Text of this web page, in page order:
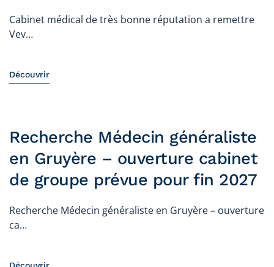
Cabinet médical de très bonne réputation a remettre
Vev…
Découvrir
Recherche Médecin généraliste
en Gruyère – ouverture cabinet
de groupe prévue pour fin 2027
Recherche Médecin généraliste en Gruyère – ouverture
ca…
Découvrir